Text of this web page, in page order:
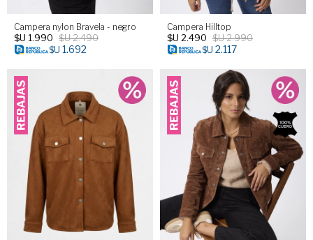
Campera nylon Bravela - negro
$U 1.990 $U2.490
$U 1.692
Campera Hilltop
$U 2.490 $U2.990
$U 2.117